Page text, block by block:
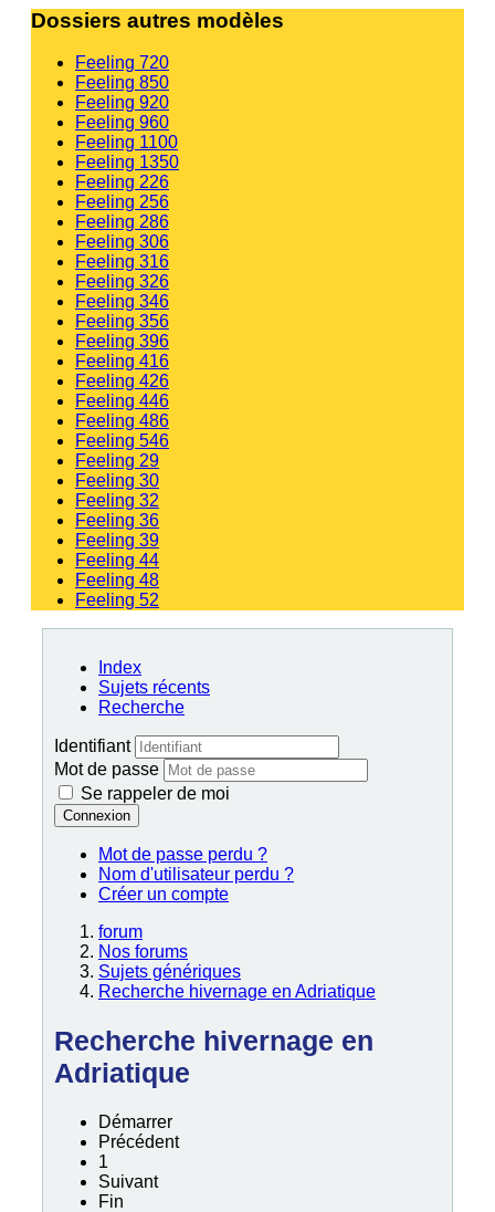
Dossiers autres modèles
Feeling 720
Feeling 850
Feeling 920
Feeling 960
Feeling 1100
Feeling 1350
Feeling 226
Feeling 256
Feeling 286
Feeling 306
Feeling 316
Feeling 326
Feeling 346
Feeling 356
Feeling 396
Feeling 416
Feeling 426
Feeling 446
Feeling 486
Feeling 546
Feeling 29
Feeling 30
Feeling 32
Feeling 36
Feeling 39
Feeling 44
Feeling 48
Feeling 52
Index
Sujets récents
Recherche
Identifiant
Mot de passe
Se rappeler de moi
Connexion
Mot de passe perdu ?
Nom d'utilisateur perdu ?
Créer un compte
forum
Nos forums
Sujets génériques
Recherche hivernage en Adriatique
Recherche hivernage en
Adriatique
Démarrer
Précédent
1
Suivant
Fin